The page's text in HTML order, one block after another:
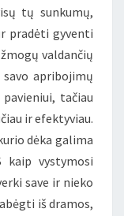
tų sunkumų,
pradėti gyventi
valdančių
apribojimų
tačiau
ir efektyviau.
dėka galima
kaip vystymosi
save ir nieko
iš dramos,